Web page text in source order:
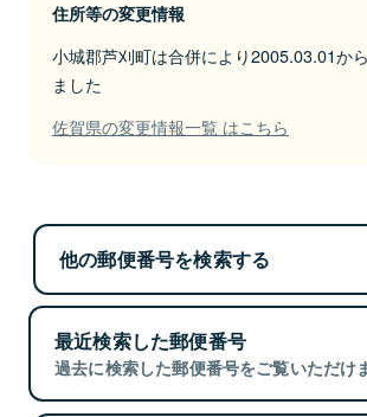
住所等の変更情報
小城郡芦刈町は合併により2005.03.01か
ました
佐賀県の変更情報一覧 はこちら
他の郵便番号を検索する
最近検索した郵便番号
過去に検索した郵便番号をご覧いただけ